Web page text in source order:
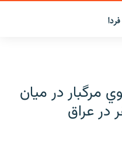
مرگبار در ميان
در عراق